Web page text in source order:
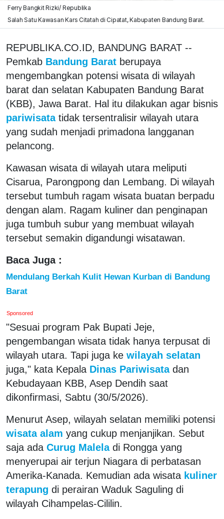
Ferry Bangkit Rizki/ Republika
Salah Satu Kawasan Kars Citatah di Cipatat, Kabupaten Bandung Barat.
REPUBLIKA.CO.ID, BANDUNG BARAT --
Pemkab Bandung Barat berupaya
mengembangkan potensi wisata di wilayah
barat dan selatan Kabupaten Bandung Barat
(KBB), Jawa Barat. Hal itu dilakukan agar bisnis
pariwisata tidak tersentralisir wilayah utara
yang sudah menjadi primadona langganan
pelancong.
Kawasan wisata di wilayah utara meliputi
Cisarua, Parongpong dan Lembang. Di wilayah
tersebut tumbuh ragam wisata buatan berpadu
dengan alam. Ragam kuliner dan penginapan
juga tumbuh subur yang membuat wilayah
tersebut semakin digandungi wisatawan.
Baca Juga :
Mendulang Berkah Kulit Hewan Kurban di Bandung
Barat
Sponsored
"Sesuai program Pak Bupati Jeje,
pengembangan wisata tidak hanya terpusat di
wilayah utara. Tapi juga ke wilayah selatan
juga," kata Kepala Dinas Pariwisata dan
Kebudayaan KBB, Asep Dendih saat
dikonfirmasi, Sabtu (30/5/2026).
Menurut Asep, wilayah selatan memiliki potensi
wisata alam yang cukup menjanjikan. Sebut
saja ada Curug Malela di Rongga yang
menyerupai air terjun Niagara di perbatasan
Amerika-Kanada. Kemudian ada wisata kuliner
terapung di perairan Waduk Saguling di
wilayah Cihampelas-Cililin.